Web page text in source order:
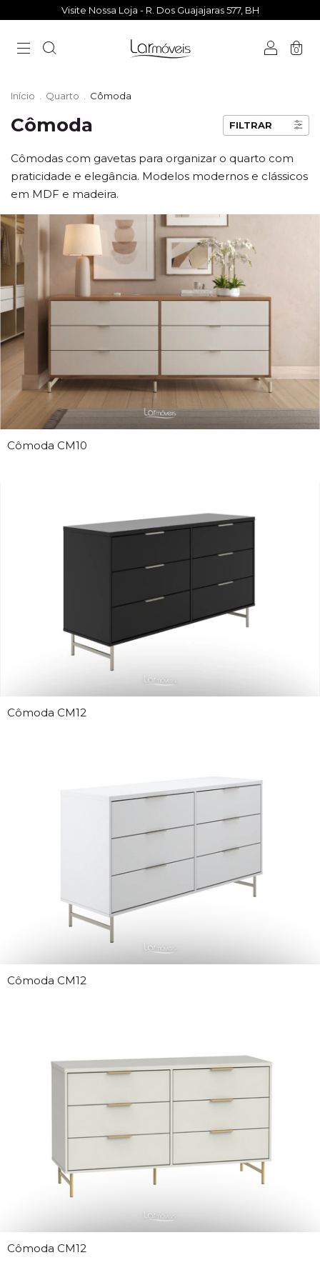
Visite Nossa Loja - R. Dos Guajajaras 577, BH
0
Início Quarto Cômoda
Cômoda FILTRAR
Cômodas com gavetas para organizar o quarto com
praticidade e elegância. Modelos modernos e clássicos
em MDF e madeira.
Cômoda CM10
Cômoda CM12
Cômoda CM12
Cômoda CM12